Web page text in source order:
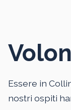
Essere in
nostri ospiti